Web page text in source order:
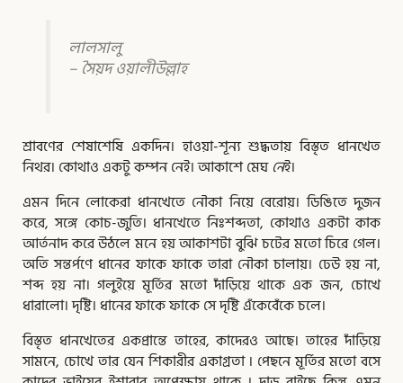
লালসালু
– সৈয়দ ওয়ালীউল্লাহ
শ্রাবণের শেষাশেষি একদিন। হাওয়া-শূন্য শুদ্ধতায় বিস্তৃত ধানখেত
নিথর। কোথাও একটু কম্পন নেই। আকাশে মেঘনেই।
এমন দিনে লোকেরা ধানখেতে নৌকা নিয়ে বেরোয়। ডিঙিতে দুজন
করে, সঙ্গে কোচ-জুতি। ধানখেতে নিঃশব্দতা, কোথাও একটা কাক
আর্তনাদ করে উঠলে মনে হয় আকাশটা বুঝি চটের মতো চিরে গেল।
অতি সন্তর্পণে ধানের ফাকে ফাকে তারা নৌকা চালায়। ঢেউ হয় না,
শব্দ হয় না। গলুইয়ে মূর্তির মতো দাঁড়িয়ে থাকে এক জন, চোখে
ধারালো। দৃষ্টি। ধানের ফাকে ফাকে সে দৃষ্টি এঁকেবেঁকে চলে।
বিস্তৃত ধানখেতের একপ্রান্তে তাহের, কাদেরও আছে। তাহের দাঁড়িয়ে
সামনে, চোখে তার যেন শিকারীর একাগ্রতা । পেছনে মূর্তির মতো বসে